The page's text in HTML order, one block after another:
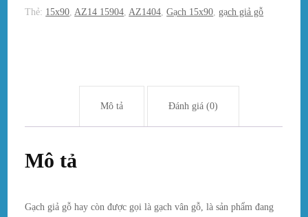
Thẻ: 15x90,AZ14 15904,AZ1404,Gạch 15x90, gạch giả gỗ
Mô tả Đánh giá (0)
Mô tả
Gạch giả gỗ hay còn được gọi là gạch vân gỗ, là sản phẩm đang